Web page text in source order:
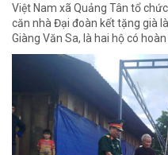
Việt Nam xã Quảng Tân tổ
căn nhà Đại đoàn kết tặng già
Giàng Văn Sa, là hai hộ có